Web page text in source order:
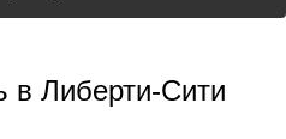
в Либерти-Сити